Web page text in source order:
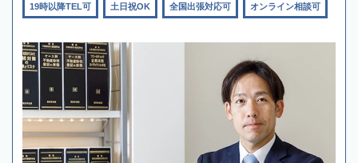
19時以降TEL可 土日祝OK 全国出張対応可 オンライン相談可